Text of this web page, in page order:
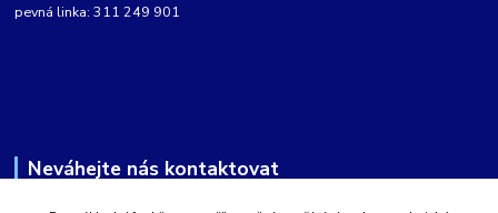
pevná linka: 311 249 901
Neváhejte nás kontaktovat